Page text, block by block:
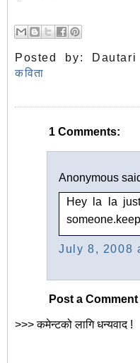
Posted by:
कविता
1 Comments:
Anonymous
Hey la la
July 8, 2008
Post a Comment
>>> कमेन्टको लागि धन्यवाद !